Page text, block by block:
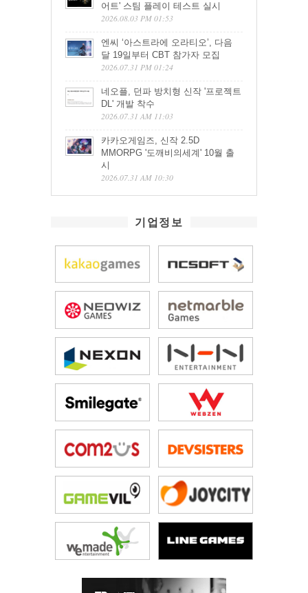
어트' 스팀 플레이 테스트 실시
2026.08.03 PM 01:53
엔씨 ‘아스트라에 오라티오’, 다음
달 19일부터 CBT 참가자 모집
2026.07.31 PM 01:24
네오플, 던파 방치형 신작 '프로젝트
DL' 개발 착수
2026.07.31 AM 11:03
카카오게임즈, 신작 2.5D
MMORPG '도깨비의세계' 10월 출
시
2026.07.31 AM 10:30
기업정보